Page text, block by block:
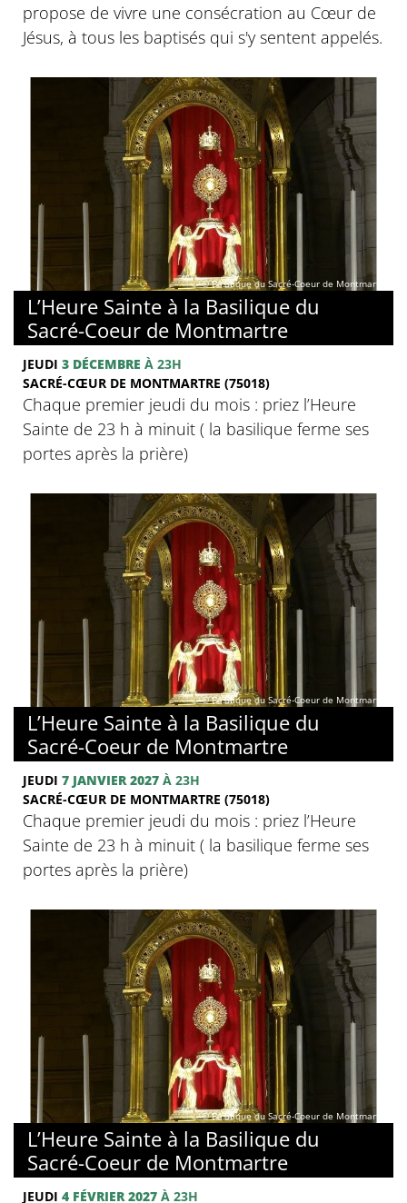
propose de vivre une consécration au Cœur de
Jésus, à tous les baptisés qui s'y sentent appelés.
© Basilique du Sacré-Coeur de Montmartre
L’Heure Sainte à la Basilique du
Sacré-Coeur de Montmartre
JEUDI 3 DÉCEMBRE À 23H
SACRÉ-CŒUR DE MONTMARTRE (75018)
Chaque premier jeudi du mois : priez l’Heure
Sainte de 23 h à minuit ( la basilique ferme ses
portes après la prière)
© Basilique du Sacré-Coeur de Montmartre
L’Heure Sainte à la Basilique du
Sacré-Coeur de Montmartre
JEUDI 7 JANVIER 2027 À 23H
SACRÉ-CŒUR DE MONTMARTRE (75018)
Chaque premier jeudi du mois : priez l’Heure
Sainte de 23 h à minuit ( la basilique ferme ses
portes après la prière)
© Basilique du Sacré-Coeur de Montmartre
L’Heure Sainte à la Basilique du
Sacré-Coeur de Montmartre
JEUDI 4 FÉVRIER 2027 À 23H